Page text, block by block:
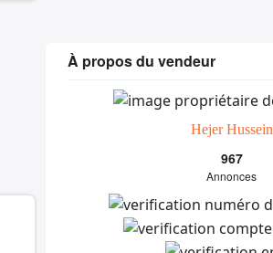
À propos du vendeur
Hejer Hussein
967
Annonces